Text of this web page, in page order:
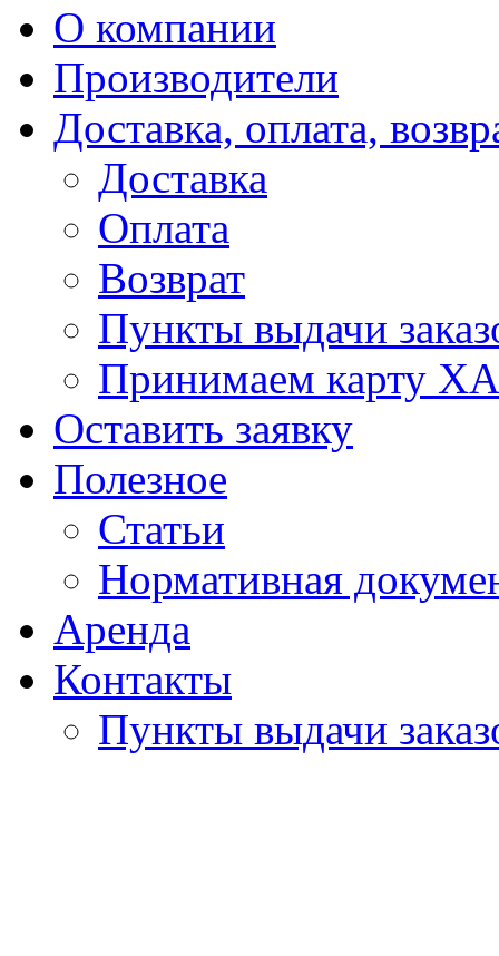
О компании
Производители
Доставка, оплата,
Доставка
Оплата
Возврат
Пункты выдачи
Принимаем карту
Оставить заявку
Полезное
Статьи
Нормативная
Аренда
Контакты
Пункты выдачи